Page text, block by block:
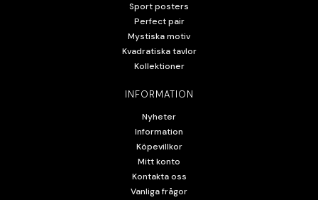
Sport posters
Perfect pair
Mystiska motiv
Kvadratiska tavlor
Kollektioner
INFORMATION
Nyheter
Information
Köpevillkor
Mitt konto
Kontakta oss
Vanliga frågor